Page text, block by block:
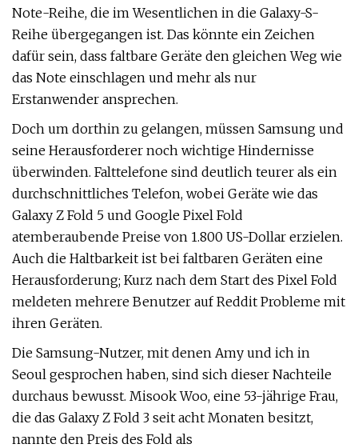
Note-Reihe, die im Wesentlichen in die Galaxy-S-
Reihe übergegangen ist. Das könnte ein Zeichen
dafür sein, dass faltbare Geräte den gleichen Weg wie
das Note einschlagen und mehr als nur
Erstanwender ansprechen.
Doch um dorthin zu gelangen, müssen Samsung und
seine Herausforderer noch wichtige Hindernisse
überwinden. Falttelefone sind deutlich teurer als ein
durchschnittliches Telefon, wobei Geräte wie das
Galaxy Z Fold 5 und Google Pixel Fold
atemberaubende Preise von 1.800 US-Dollar erzielen.
Auch die Haltbarkeit ist bei faltbaren Geräten eine
Herausforderung; Kurz nach dem Start des Pixel Fold
meldeten mehrere Benutzer auf Reddit Probleme mit
ihren Geräten.
Die Samsung-Nutzer, mit denen Amy und ich in
Seoul gesprochen haben, sind sich dieser Nachteile
durchaus bewusst. Misook Woo, eine 53-jährige Frau,
die das Galaxy Z Fold 3 seit acht Monaten besitzt,
nannte den Preis des Fold als